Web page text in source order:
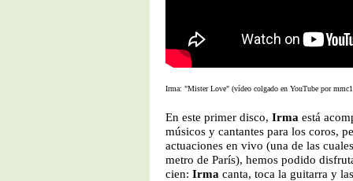
Irma: "Mister Love" (vídeo colgado en YouTube por
En este primer disco, Irma está
músicos y cantantes para los coros,
actuaciones en vivo (una de las
metro de París), hemos podido
cien: Irma canta, toca la guitarra y